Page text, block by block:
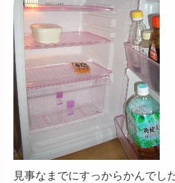
見事なまでにすっからかんでし